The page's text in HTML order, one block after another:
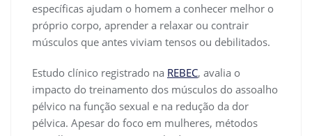
específicas ajudam o homem a conhecer melhor o
próprio corpo, aprender a relaxar ou contrair
músculos que antes viviam tensos ou debilitados.
Estudo clínico registrado na REBEC, avalia o
impacto do treinamento dos músculos do assoalho
pélvico na função sexual e na redução da dor
pélvica. Apesar do foco em mulheres, métodos